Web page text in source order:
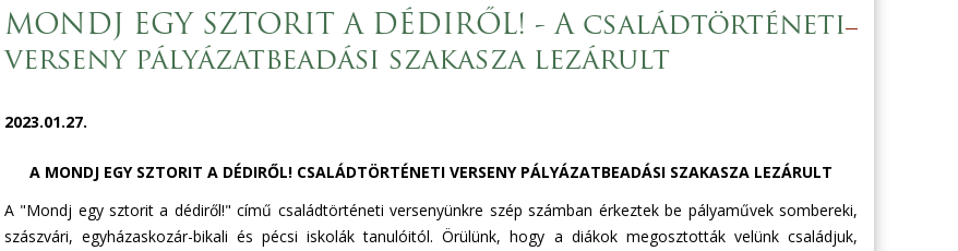
MONDJ EGY SZTORIT A DÉDIRŐL! - A családtörténeti
verseny pályázatbeadási szakasza lezárult
2023.01.27.
A MONDJ EGY SZTORIT A DÉDIRŐL! CSALÁDTÖRTÉNETI VERSENY PÁLYÁZATBEADÁSI SZAKASZA LEZÁRULT
A "Mondj egy sztorit a dédiről!" című családtörténeti versenyünkre szép számban érkeztek be pályaművek sombereki,
szászvári, egyházaskozár-bikali és pécsi iskolák tanulóitól. Örülünk, hogy a diákok megosztották velünk családjuk,